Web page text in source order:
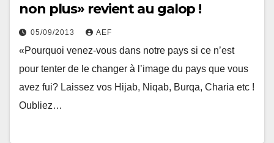
non plus» revient au galop !
05/09/2013 AEF
«Pourquoi venez-vous dans notre pays si ce n’est
pour tenter de le changer à l’image du pays que vous
avez fui? Laissez vos Hijab, Niqab, Burqa, Charia etc !
Oubliez…